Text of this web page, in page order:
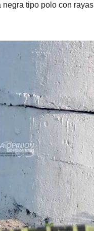
tipo polo con rayas